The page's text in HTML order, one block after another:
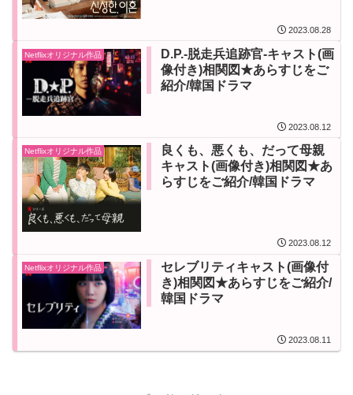
2023.08.28
Netflixオリジナル作品
D.P.-脱走兵追跡官-キャスト(画
像付き)相関図★あらすじをご
紹介/韓国ドラマ
2023.08.12
Netflixオリジナル作品
良くも、悪くも、だって母親
キャスト(画像付き)相関図★あ
らすじをご紹介/韓国ドラマ
2023.08.12
Netflixオリジナル作品
セレブリティキャスト(画像付
き)相関図★あらすじをご紹介/
韓国ドラマ
2023.08.11